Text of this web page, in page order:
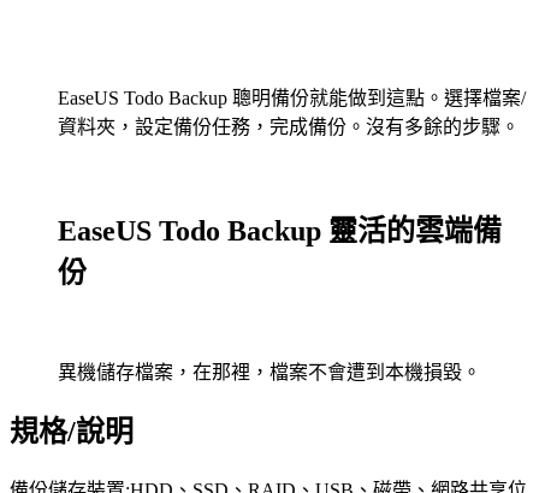
EaseUS Todo Backup 聰明備份就能做到這點。選擇檔案/
資料夾，設定備份任務，完成備份。沒有多餘的步驟。
EaseUS Todo Backup 靈活的雲端備
份
異機儲存檔案，在那裡，檔案不會遭到本機損毀。
規格/說明